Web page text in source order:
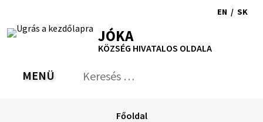
tartalomra
RSS Oldaltérkép
Nyomtatás
EN / SK
JÓKA
KÖZSÉG HIVATALOS OLDALA
VÁLTÁS
MENÜ Keresés:
Főoldal